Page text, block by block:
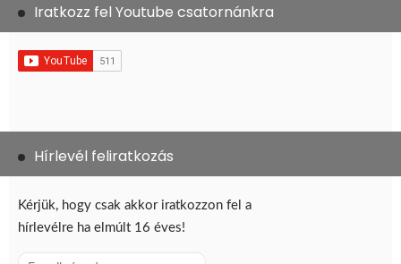
Iratkozz fel Youtube csatornánkra
Hírlevél feliratkozás